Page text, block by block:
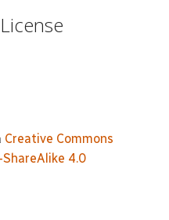
Creative Commons
4.0